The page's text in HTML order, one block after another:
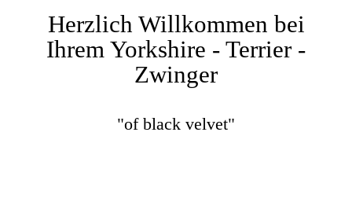
Herzlich Willkommen bei
Ihrem Yorkshire - Terrier -
Zwinger
"of black velvet"